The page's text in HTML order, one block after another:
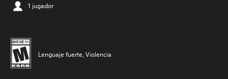
1 jugador
Lenguaje fuerte, Violencia